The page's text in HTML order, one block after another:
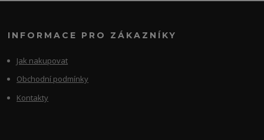
INFORMACE PRO ZÁKAZNÍKY
Jak nakupovat
Obchodní podmínky
Kontakty